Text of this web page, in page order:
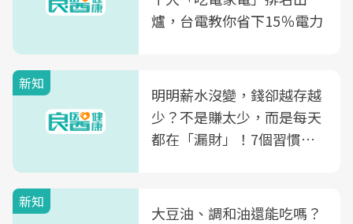
爐，台電教你省下15％電力
新知
明明薪水沒變，錢卻越存越
少？不是賺太少，而是每天
都在「漏財」！7個習慣一
新知
大豆油、調和油還能吃嗎？